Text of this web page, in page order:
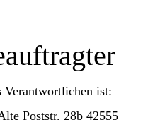
Verantwortlichen ist:
Poststr. 28b 42555